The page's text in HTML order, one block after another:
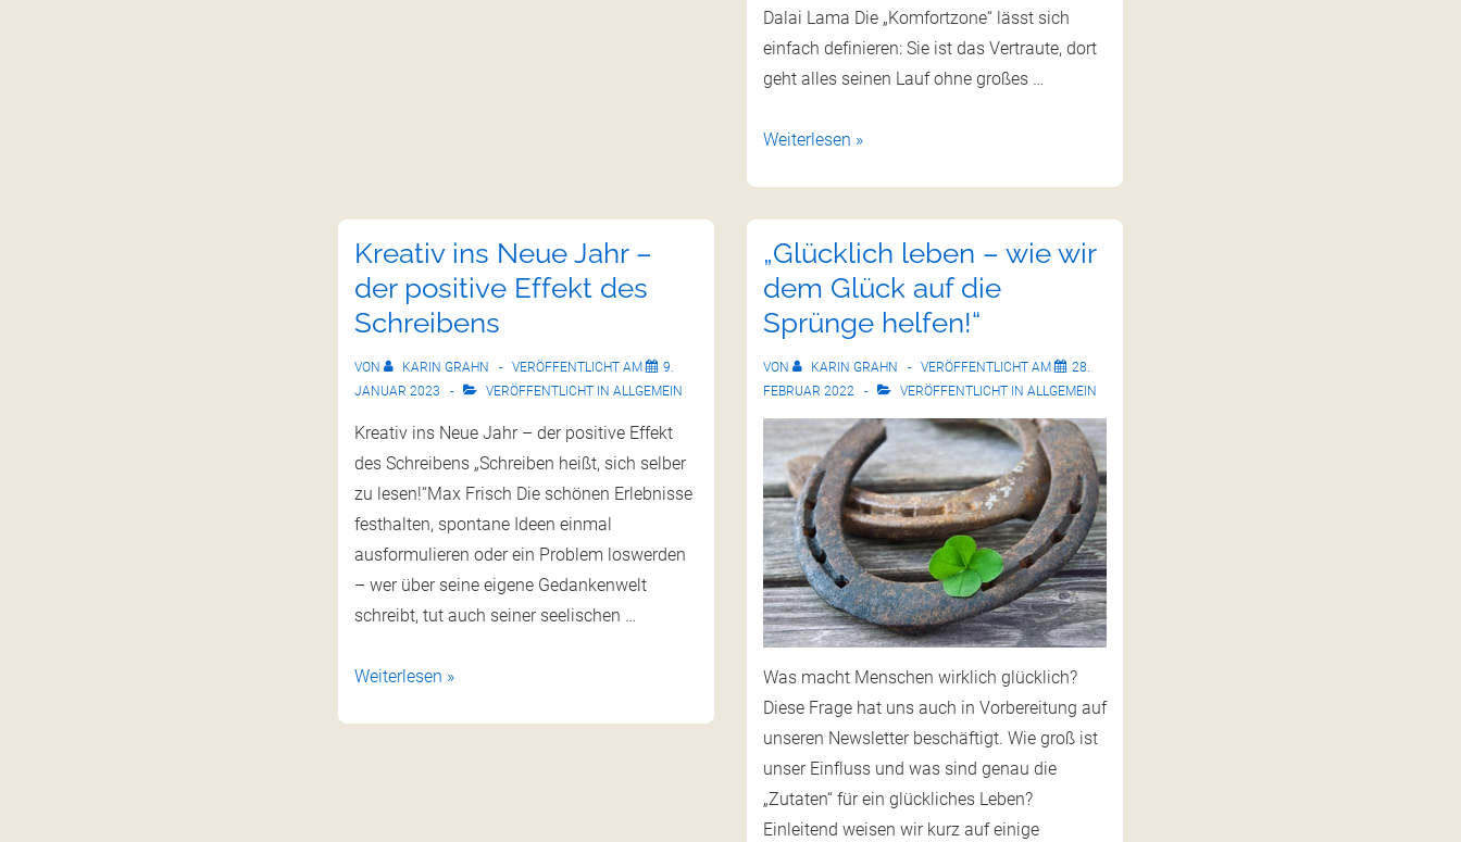
Dalai Lama Die „Komfortzone“ lässt sich
einfach definieren: Sie ist das Vertraute, dort
geht alles seinen Lauf ohne großes …
Weiterlesen »
Kreativ ins Neue Jahr –
der positive Effekt des
Schreibens
VON KARIN GRAHN VERÖFFENTLICHT AM
9.
JANUAR 2023
VERÖFFENTLICHT IN ALLGEMEIN
Kreativ ins Neue Jahr – der positive Effekt
des Schreibens „Schreiben heißt, sich selber
zu lesen!“Max Frisch Die schönen Erlebnisse
festhalten, spontane Ideen einmal
ausformulieren oder ein Problem loswerden
– wer über seine eigene Gedankenwelt
schreibt, tut auch seiner seelischen …
Weiterlesen »
„Glücklich leben – wie wir
dem Glück auf die
Sprünge helfen!“
VON KARIN GRAHN VERÖFFENTLICHT AM
28.
FEBRUAR 2022
VERÖFFENTLICHT IN ALLGEMEIN
Was macht Menschen wirklich glücklich?
Diese Frage hat uns auch in Vorbereitung auf
unseren Newsletter beschäftigt. Wie groß ist
unser Einfluss und was sind genau die
„Zutaten“ für ein glückliches Leben?
Einleitend weisen wir kurz auf einige